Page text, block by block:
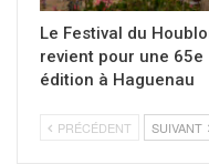
Le Festival du
revient pour une 65e
édition à Haguenau
PRÉCÉDENT SUIVANT